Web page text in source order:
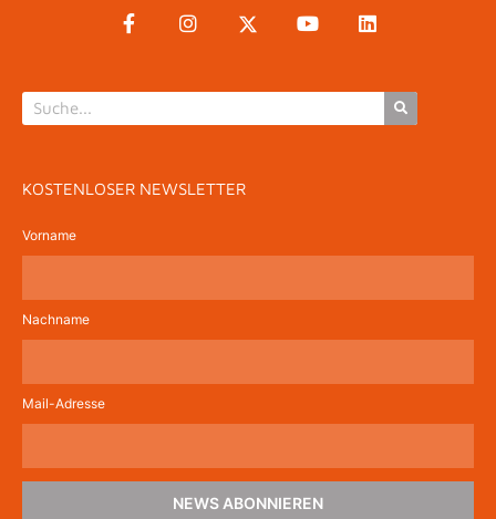
KOSTENLOSER NEWSLETTER
Vorname
Nachname
Mail-Adresse
NEWS ABONNIEREN